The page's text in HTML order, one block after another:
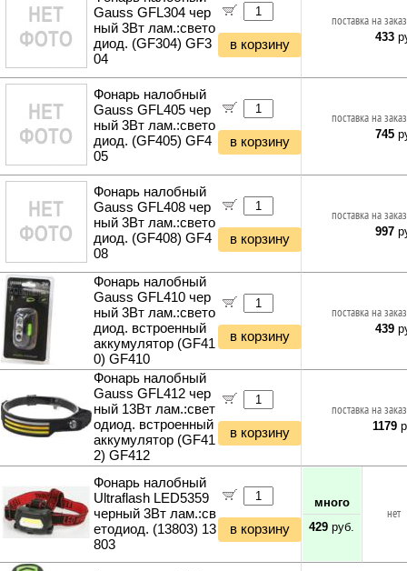
Gauss GFL304 чер
ный 3Вт лам.:свето
диод. (GF304) GF3
04
в корзину
поставка на
433
Фонарь налобный
Gauss GFL405 чер
ный 3Вт лам.:свето
диод. (GF405) GF4
05
в корзину
поставка на
745
Фонарь налобный
Gauss GFL408 чер
ный 3Вт лам.:свето
диод. (GF408) GF4
08
в корзину
поставка на
997
Фонарь налобный
Gauss GFL410 чер
ный 3Вт лам.:свето
диод. встроенный
аккумулятор (GF41
0) GF410
в корзину
поставка на
439
Фонарь налобный
Gauss GFL412 чер
ный 13Вт лам.:свет
одиод. встроенный
аккумулятор (GF41
2) GF412
в корзину
поставка на
1179
Фонарь налобный
Ultraflash LED5359
черный 3Вт лам.:св
етодиод. (13803) 13
803
в корзину
много
429 руб.
нет